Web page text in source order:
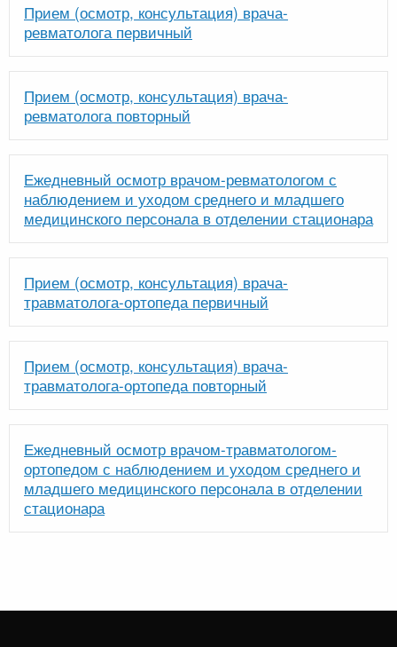
Прием (осмотр, консультация) врача-
ревматолога первичный
Прием (осмотр, консультация) врача-
ревматолога повторный
Ежедневный осмотр врачом-ревматологом с
наблюдением и уходом среднего и младшего
медицинского персонала в отделении стационара
Прием (осмотр, консультация) врача-
травматолога-ортопеда первичный
Прием (осмотр, консультация) врача-
травматолога-ортопеда повторный
Ежедневный осмотр врачом-травматологом-
ортопедом с наблюдением и уходом среднего и
младшего медицинского персонала в отделении
стационара